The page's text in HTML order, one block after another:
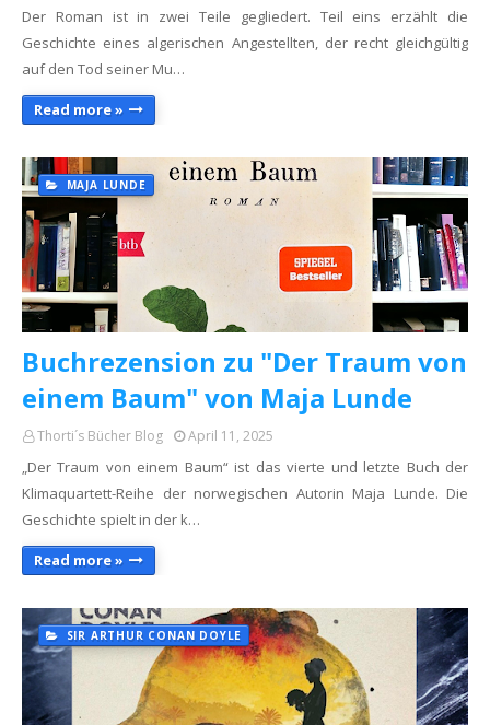
Der Roman ist in zwei Teile gegliedert. Teil eins erzählt die
Geschichte eines algerischen Angestellten, der recht gleichgültig
auf den Tod seiner Mu…
Read more »
MAJA LUNDE
Buchrezension zu "Der Traum von
einem Baum" von Maja Lunde
Thorti´s Bücher Blog April 11, 2025
„Der Traum von einem Baum“ ist das vierte und letzte Buch der
Klimaquartett-Reihe der norwegischen Autorin Maja Lunde. Die
Geschichte spielt in der k…
Read more »
SIR ARTHUR CONAN DOYLE